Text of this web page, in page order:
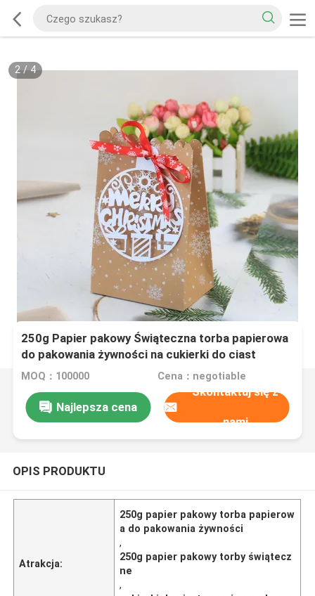
2/4
250g Papier pakowy Świąteczna torba papierowa
do pakowania żywności na cukierki do ciast
MOQ：100000 Cena：negotiable
Najlepsza cena
Skontaktuj się z
nami
OPIS PRODUKTU
Atrakcja:
250g papier pakowy torba papierow
a do pakowania żywności
,
250g papier pakowy torby świątecz
ne
,